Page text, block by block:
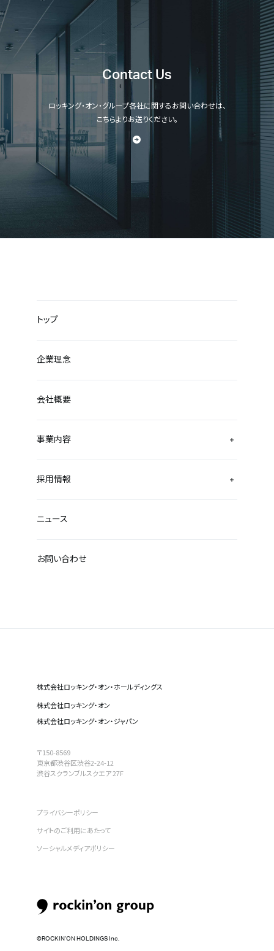
Contact Us
ロッキング・オン・グループ各社に関するお問い合わせは、
こちらよりお送りください。
株式会社ロッキング・オン・ホールディングス
株式会社ロッキング・オン
株式会社ロッキング・オン・ジャパン
〒150-8569
東京都渋谷区渋谷2-24-12
渋谷スクランブルスクエア 27F
トップ
企業理念
会社概要
事業内容
採用情報
ニュース
お問い合わせ
プライバシーポリシー
サイトのご利用にあたって
ソーシャルメディアポリシー
©︎ROCKIN’ON HOLDINGS Inc.